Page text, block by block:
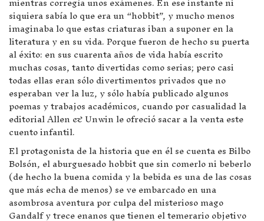
siquiera sabía lo que era un “hobbit”, y mucho menos
imaginaba lo que estas criaturas iban a suponer en la
literatura y en su vida. Porque fueron de hecho su puerta
al éxito: en sus cuarenta años de vida había escrito
muchas cosas, tanto divertidas como serias; pero casi
todas ellas eran sólo divertimentos privados que no
esperaban ver la luz, y sólo había publicado algunos
poemas y trabajos académicos, cuando por casualidad la
editorial Allen & Unwin le ofreció sacar a la venta este
cuento infantil.
El protagonista de la historia que en él se cuenta es Bilbo
Bolsón, el aburguesado hobbit que sin comerlo ni beberlo
(de hecho la buena comida y la bebida es una de las cosas
que más echa de menos) se ve embarcado en una
asombrosa aventura por culpa del misterioso mago
Gandalf y trece enanos que tienen el temerario objetivo